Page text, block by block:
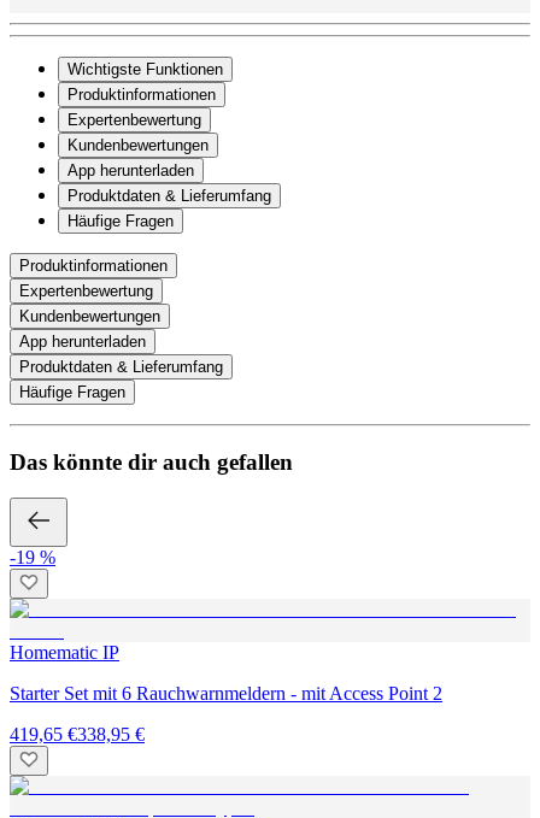
Wichtigste Funktionen
Produktinformationen
Expertenbewertung
Kundenbewertungen
App herunterladen
Produktdaten & Lieferumfang
Häufige Fragen
Produktinformationen
Expertenbewertung
Kundenbewertungen
App herunterladen
Produktdaten & Lieferumfang
Häufige Fragen
Das könnte dir auch gefallen
-19 %
Homematic IP
Starter Set mit 6 Rauchwarnmeldern - mit Access Point 2
419,65 €338,95 €